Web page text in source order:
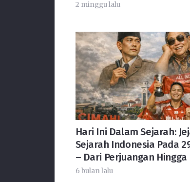
2 minggu lalu
Hari Ini Dalam Sejarah:
Sejarah Indonesia Pada
– Dari Perjuangan Hingga
6 bulan lalu